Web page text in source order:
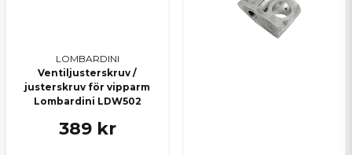
LOMBARDINI
Ventiljusterskruv /
justerskruv för vipparm
Lombardini LDW502
389 kr